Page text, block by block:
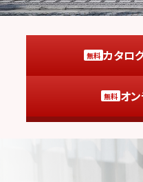
無料 カタロ
無料 オ